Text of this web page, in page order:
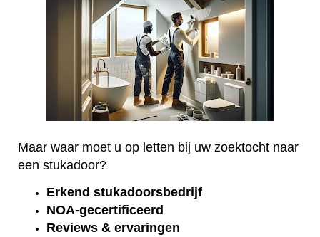
Maar waar moet u op letten bij uw zoektocht naar
een stukadoor?
Erkend stukadoorsbedrijf
NOA-gecertificeerd
Reviews & ervaringen